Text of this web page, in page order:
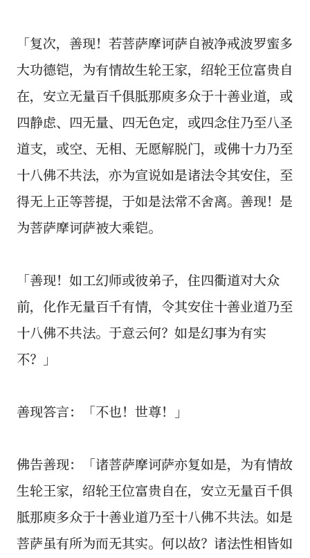
「复次，善现！若菩萨摩诃萨自被净戒波罗蜜多
大功德铠，为有情故生轮王家，绍轮王位富贵自
在，安立无量百千俱胝那庾多众于十善业道，或
四静虑、四无量、四无色定，或四念住乃至八圣
道支，或空、无相、无愿解脱门，或佛十力乃至
十八佛不共法，亦为宣说如是诸法令其安住，至
得无上正等菩提，于如是法常不舍离。善现！是
为菩萨摩诃萨被大乘铠。
「善现！如工幻师或彼弟子，住四衢道对大众
前，化作无量百千有情，令其安住十善业道乃至
十八佛不共法。于意云何？如是幻事为有实
不？」
善现答言：「不也！世尊！」
佛告善现：「诸菩萨摩诃萨亦复如是，为有情故
生轮王家，绍轮王位富贵自在，安立无量百千俱
胝那庾多众于十善业道乃至十八佛不共法。如是
菩萨虽有所为而无其实。何以故？诸法性相皆如